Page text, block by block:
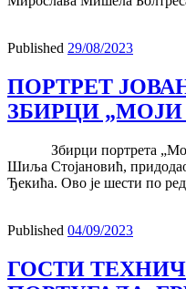
Published 29/08/2023
ПОРТРЕТ
ЗБИРЦИ
Збирци портрета „Моји
Шиља Стојановић,
Ђекића. Ово је шести по
Published 04/09/2023
ГОСТИ